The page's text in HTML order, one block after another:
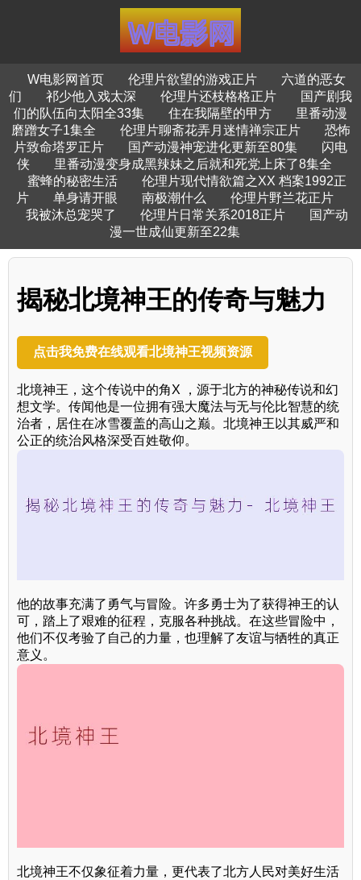
W电影网首页 伦理片欲望的游戏正片
六道的恶女
们
祁少他入戏太深 伦理片还枝格格正片
国产剧我
们的队伍向太阳全33集
住在我隔壁的甲方
里番动漫
磨蹭女子1集全
伦理片聊斋花弄月迷情禅宗正片
恐怖
片致命塔罗正片
国产动漫神宠进化更新至80集
闪电
侠
里番动漫变身成黑辣妹之后就和死党上床了8集全
蜜蜂的秘密生活
伦理片现代情欲篇之XX 档案1992正
片
单身请开眼 南极潮什么
伦理片野兰花正片
我被沐总宠哭了
伦理片日常关系2018正片
国产动
漫一世成仙更新至22集
揭秘北境神王的传奇与魅力
点击我免费在线观看北境神王视频资源
北境神王，这个传说中的角X ，源于北方的神秘传说和幻
想文学。传闻他是一位拥有强大魔法与无与伦比智慧的统
治者，居住在冰雪覆盖的高山之巅。北境神王以其威严和
公正的统治风格深受百姓敬仰。
他的故事充满了勇气与冒险。许多勇士为了获得神王的认
可，踏上了艰难的征程，克服各种挑战。在这些冒险中，
他们不仅考验了自己的力量，也理解了友谊与牺牲的真正
意义。
北境神王不仅象征着力量，更代表了北方人民对美好生活